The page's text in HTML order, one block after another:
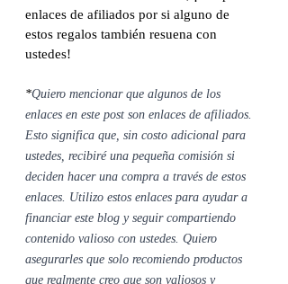
enlaces de afiliados por si alguno de
estos regalos también resuena con
ustedes!
*Quiero mencionar que algunos de los
enlaces en este post son enlaces de afiliados.
Esto significa que, sin costo adicional para
ustedes, recibiré una pequeña comisión si
deciden hacer una compra a través de estos
enlaces. Utilizo estos enlaces para ayudar a
financiar este blog y seguir compartiendo
contenido valioso con ustedes. Quiero
asegurarles que solo recomiendo productos
que realmente creo que son valiosos y